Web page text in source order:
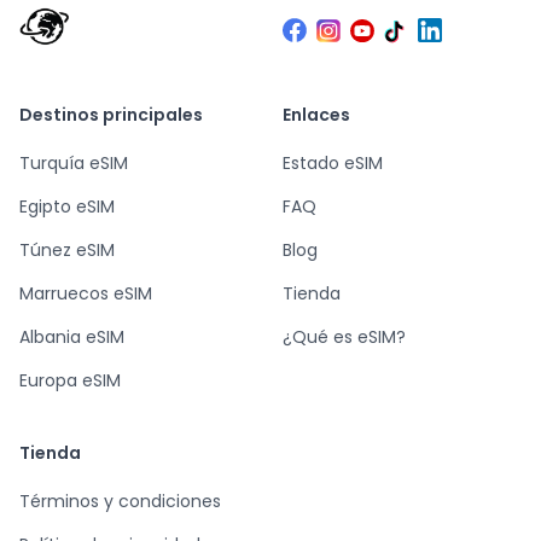
Destinos principales
Turquía eSIM
Egipto eSIM
Túnez eSIM
Marruecos eSIM
Albania eSIM
Europa eSIM
Enlaces
Estado eSIM
FAQ
Blog
Tienda
¿Qué es eSIM?
Tienda
Términos y condiciones